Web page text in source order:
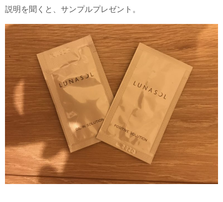
説明を聞くと、サンプルプレゼント。